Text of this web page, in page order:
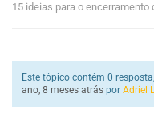
15 ideias para o encerramento
Este tópico contém 0
ano, 8 meses atrás por Adriel